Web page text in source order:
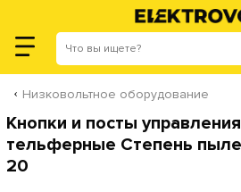
Низковольтное оборудование
Кнопки и посты
тельферные Степень
20